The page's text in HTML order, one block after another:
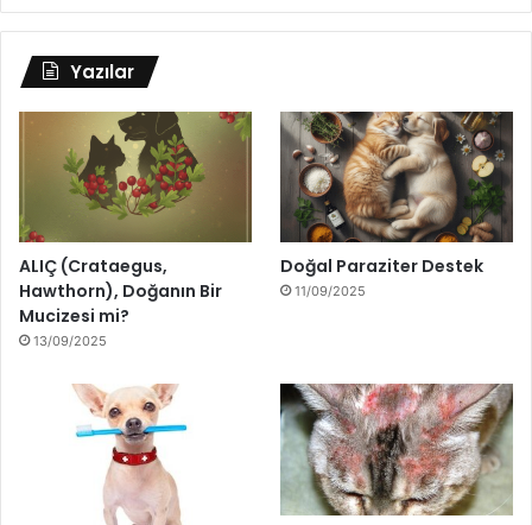
Yazılar
ALIÇ (Crataegus,
Hawthorn), Doğanın Bir
Mucizesi mi?
13/09/2025
Doğal Paraziter Destek
11/09/2025